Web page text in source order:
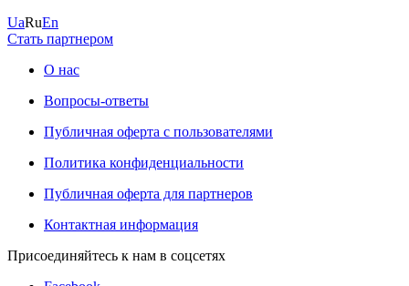
UaRuEn
Стать партнером
О нас
Вопросы-ответы
Публичная оферта с пользователями
Политика конфиденциальности
Публичная оферта для партнеров
Контактная информация
Присоединяйтесь к нам в соцсетях